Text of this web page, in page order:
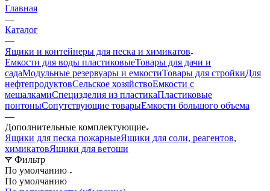
Главная
—
Каталог
—
Ящики и контейнеры для песка и химикатов
Емкости для воды пластиковыеТовары для дачи и
садаМодульные резервуары и емкостиТовары для стройкиДля
нефтепродуктовСельское хозяйствоЕмкости с
мешалкамиСпецизделия из пластикаПластиковые
понтоныСопутствующие товарыЕмкости большого объема
—
Дополнительные комплектующие
Ящики для песка пожарныеЯщики для соли, реагентов,
химикатовЯщики для ветоши
Фильтр
По умолчанию
По умолчанию